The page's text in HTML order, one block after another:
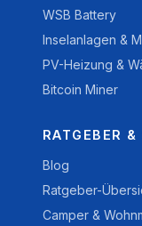
WSB Battery
Inselanlagen &
PV-Heizung &
Bitcoin Miner
RATGEBER &
Blog
Ratgeber-
Camper &